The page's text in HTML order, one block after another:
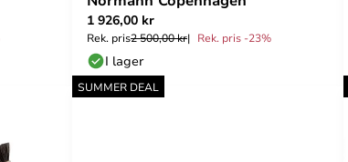
1 926,00 kr
Rek. pris2 500,00 kr Rek. pris -23%
I lager
SUMMER DEAL